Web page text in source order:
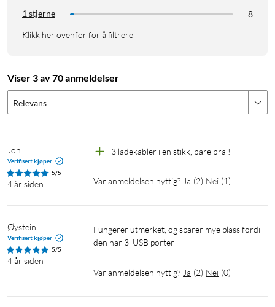
1 stjerne
8
Klikk her ovenfor for å filtrere
Viser 3 av 70 anmeldelser
Relevans
Jon
Verifisert kjøper
5/5
4 år siden
3 ladekabler i en stikk, bare bra !
Var anmeldelsen nyttig? Ja (2) Nei (1)
Øystein
Verifisert kjøper
5/5
4 år siden
Fungerer utmerket, og sparer mye plass fordi
den har 3  USB porter
Var anmeldelsen nyttig? Ja (2) Nei (0)